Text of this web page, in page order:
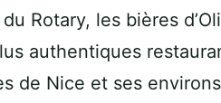
Rotary, les bières
authentiques
de Nice et ses